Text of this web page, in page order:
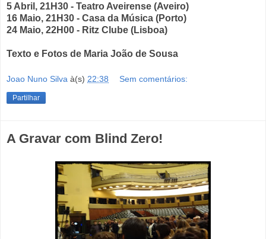
5 Abril, 21H30 - Teatro Aveirense (Aveiro)
16 Maio, 21H30 - Casa da Música (Porto)
24 Maio, 22H00 - Ritz Clube (Lisboa)
Texto e Fotos de Maria João de Sousa
Joao Nuno Silva à(s) 22:38 Sem comentários:
Partilhar
A Gravar com Blind Zero!